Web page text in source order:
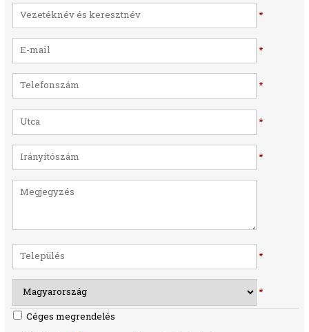
*
*
*
*
*
*
*
Céges megrendelés